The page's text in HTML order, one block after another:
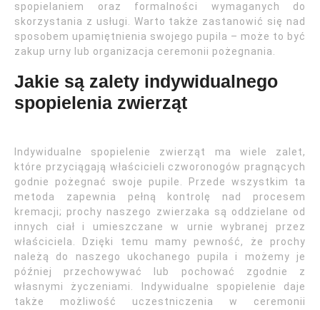
spopielaniem oraz formalności wymaganych do
skorzystania z usługi. Warto także zastanowić się nad
sposobem upamiętnienia swojego pupila – może to być
zakup urny lub organizacja ceremonii pożegnania.
Jakie są zalety indywidualnego
spopielenia zwierząt
Indywidualne spopielenie zwierząt ma wiele zalet,
które przyciągają właścicieli czworonogów pragnących
godnie pożegnać swoje pupile. Przede wszystkim ta
metoda zapewnia pełną kontrolę nad procesem
kremacji; prochy naszego zwierzaka są oddzielane od
innych ciał i umieszczane w urnie wybranej przez
właściciela. Dzięki temu mamy pewność, że prochy
należą do naszego ukochanego pupila i możemy je
później przechowywać lub pochować zgodnie z
własnymi życzeniami. Indywidualne spopielenie daje
także możliwość uczestniczenia w ceremonii